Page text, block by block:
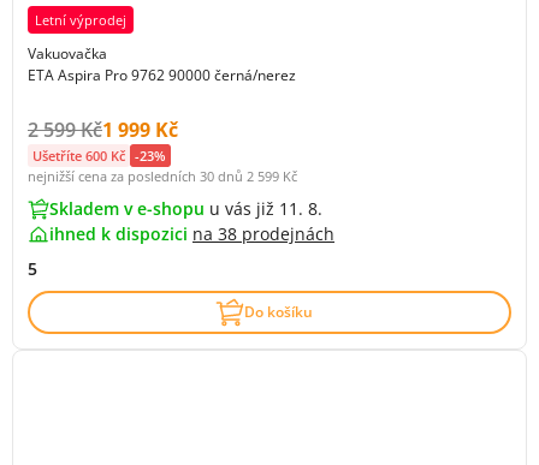
Letní výprodej
Vakuovačka
ETA Aspira Pro 9762 90000 černá/nerez
Původní cena s DPH:
2 599 KčCena s DPH:
1 999 Kč
Ušetříte 600 Kč -23%
nejnižší cena za posledních 30 dnů 2 599 Kč
Skladem v e-shopu u vás již 11. 8.
ihned k dispozici na 38 prodejnách
5
Do košíku